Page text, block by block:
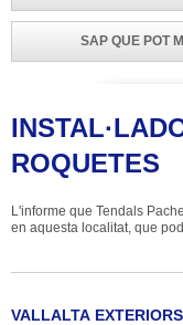
SAP QUE POT
ROQUETES
L'informe que Tendals
en aquesta localitat, que
VALLALTA EXTERIORS